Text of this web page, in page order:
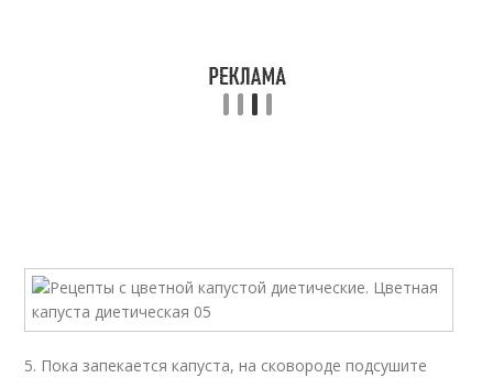
5. Пока запекается капуста, на сковороде подсушите